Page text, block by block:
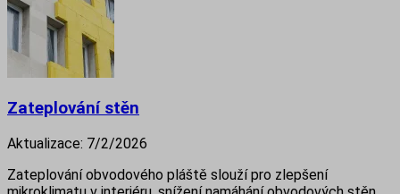
Zateplování stěn
Aktualizace: 7/2/2026
Zateplování obvodového pláště slouží pro zlepšení